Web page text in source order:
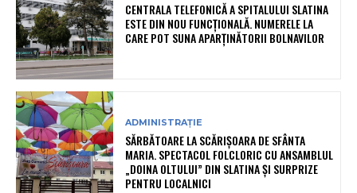
CENTRALA TELEFONICĂ A SPITALULUI SLATINA
ESTE DIN NOU FUNCȚIONALĂ. NUMERELE LA
CARE POT SUNA APARȚINĂTORII BOLNAVILOR
ADMINISTRAȚIE
SĂRBĂTOARE LA SCĂRIȘOARA DE SFÂNTA
MARIA. SPECTACOL FOLCLORIC CU ANSAMBLUL
„DOINA OLTULUI” DIN SLATINA ȘI SURPRIZE
PENTRU LOCALNICI